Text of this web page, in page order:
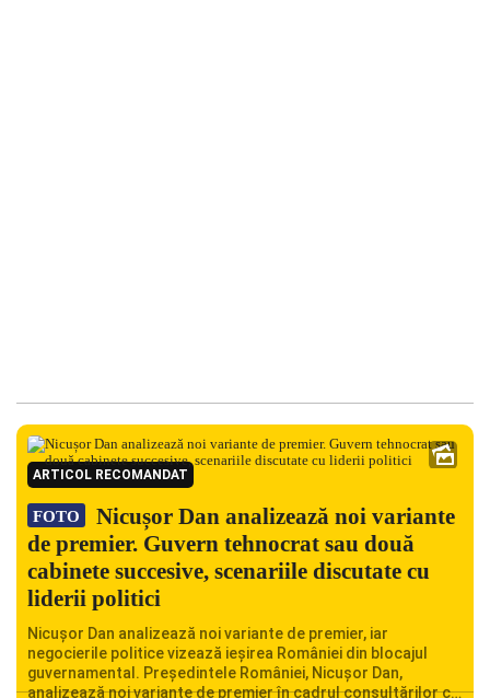
ARTICOL RECOMANDAT
FOTO
Nicușor Dan analizează noi variante
de premier. Guvern tehnocrat sau două
cabinete succesive, scenariile discutate cu
liderii politici
Nicușor Dan analizează noi variante de premier, iar
negocierile politice vizează ieșirea României din blocajul
guvernamental. Președintele României, Nicușor Dan,
analizează noi variante de premier în cadrul consultărilor cu